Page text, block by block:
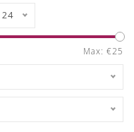
24
Max: €25